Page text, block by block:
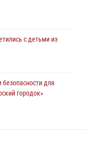
детям из летнего
с детьми из
для
городок»